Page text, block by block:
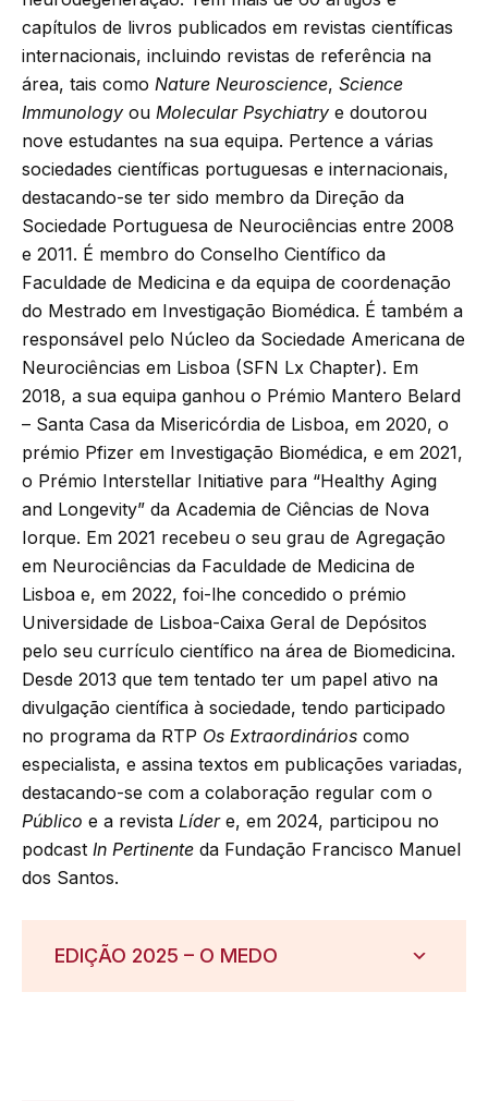
capítulos de livros publicados em revistas científicas
internacionais, incluindo revistas de referência na
área, tais como Nature Neuroscience, Science
Immunology ou Molecular Psychiatry e doutorou
nove estudantes na sua equipa. Pertence a várias
sociedades científicas portuguesas e internacionais,
destacando-se ter sido membro da Direção da
Sociedade Portuguesa de Neurociências entre 2008
e 2011. É membro do Conselho Científico da
Faculdade de Medicina e da equipa de coordenação
do Mestrado em Investigação Biomédica. É também a
responsável pelo Núcleo da Sociedade Americana de
Neurociências em Lisboa (SFN Lx Chapter). Em
2018, a sua equipa ganhou o Prémio Mantero Belard
– Santa Casa da Misericórdia de Lisboa, em 2020, o
prémio Pfizer em Investigação Biomédica, e em 2021,
o Prémio Interstellar Initiative para “Healthy Aging
and Longevity” da Academia de Ciências de Nova
Iorque. Em 2021 recebeu o seu grau de Agregação
em Neurociências da Faculdade de Medicina de
Lisboa e, em 2022, foi-lhe concedido o prémio
Universidade de Lisboa-Caixa Geral de Depósitos
pelo seu currículo científico na área de Biomedicina.
Desde 2013 que tem tentado ter um papel ativo na
divulgação científica à sociedade, tendo participado
no programa da RTP Os Extraordinários como
especialista, e assina textos em publicações variadas,
destacando-se com a colaboração regular com o
Público e a revista Líder e, em 2024, participou no
podcast In Pertinente da Fundação Francisco Manuel
dos Santos.
EDIÇÃO 2025 – O MEDO